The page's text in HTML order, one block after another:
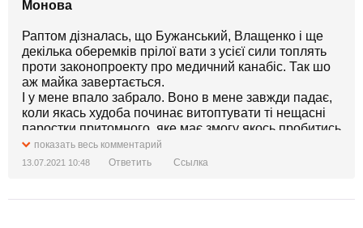
Монова
Раптом дізналась, що Бужанський, Влащенко і ще
декілька оберемків прілої вати з усієї сили топлять
проти законопроекту про медичний канабіс. Так шо
аж майка завертається.
І у мене впало забрало. Воно в мене завжди падає,
коли якась худоба починає витоптувати ті нещасні
паростки притомного, яке має змогу якось пробитись
в нашій Раді.
показать весь комментарий
13.07.2021 10:48 Ответить Ссылка